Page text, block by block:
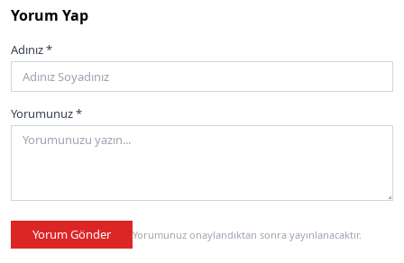
Yorum Yap
Adınız *
Yorumunuz *
Yorum Gönder Yorumunuz onaylandıktan sonra yayınlanacaktır.